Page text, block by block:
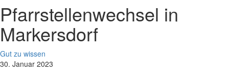
Pfarrstellenwechsel in
Markersdorf
Gut zu wissen
30. Januar 2023